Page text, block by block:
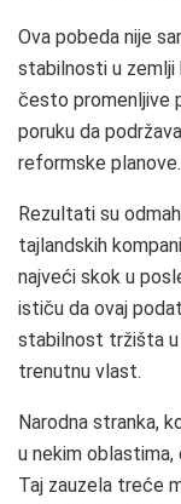
Ova pobeda nije
stabilnosti u zemlji
često promenljive
poruku da
reformske planove.
Rezultati su
tajlandskih
najveći skok u
ističu da ovaj
stabilnost tržišta u
trenutnu vlast.
Narodna stranka,
u nekim
Taj zauzela treće